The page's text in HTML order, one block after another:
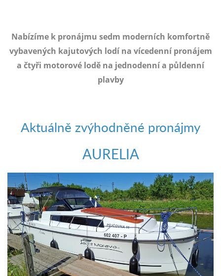
Nabízíme k pronájmu sedm moderních komfortně
vybavených kajutových lodí na vícedenní pronájem
a čtyři motorové lodě na jednodenní a půldenní
plavby
Aktuálně zvýhodněné pronájmy
AURELIA
objednat
poukaz